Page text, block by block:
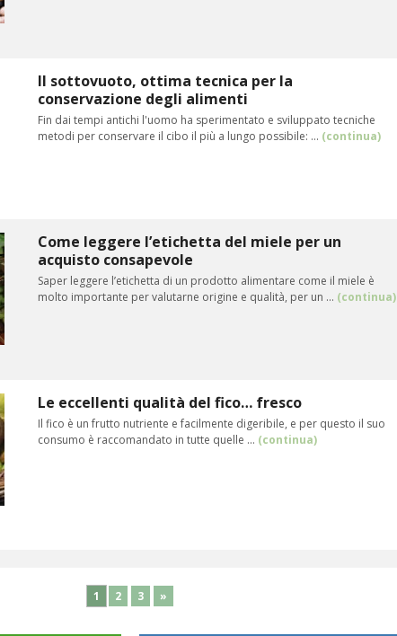
Il sottovuoto, ottima tecnica per la
conservazione degli alimenti
Fin dai tempi antichi l'uomo ha sperimentato e sviluppato tecniche
metodi per conservare il cibo il più a lungo possibile: ... (continua)
Come leggere l’etichetta del miele per un
acquisto consapevole
Saper leggere l’etichetta di un prodotto alimentare come il miele è
molto importante per valutarne origine e qualità, per un ... (continua)
Le eccellenti qualità del fico… fresco
Il fico è un frutto nutriente e facilmente digeribile, e per questo il suo
consumo è raccomandato in tutte quelle ... (continua)
1 2 3 »